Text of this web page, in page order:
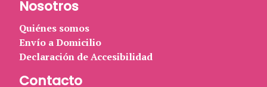
Nosotros
Quiénes somos
Envío a Domicilio
Declaración de Accesibilidad
Contacto